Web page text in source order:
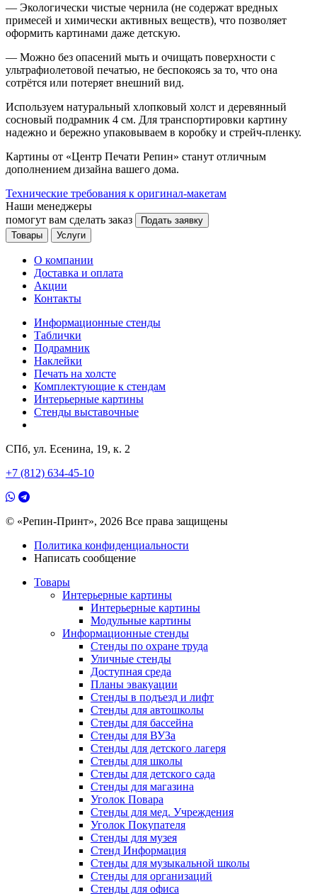
— Экологически чистые чернила (не содержат вредных
примесей и химически активных веществ), что позволяет
оформить картинами даже детскую.
— Можно без опасений мыть и очищать поверхности с
ультрафиолетовой печатью, не беспокоясь за то, что она
сотрётся или потеряет внешний вид.
Используем натуральный хлопковый холст и деревянный
сосновый подрамник 4 см. Для транспортировки картину
надежно и бережно упаковываем в коробку и стрейч-пленку.
Картины от «Центр Печати Репин» станут отличным
дополнением дизайна вашего дома.
Технические требования к оригинал-макетам
Наши менеджеры
помогут вам сделать заказ
Подать заявку
Товары
Услуги
О компании
Доставка и оплата
Акции
Контакты
Информационные стенды
Таблички
Подрамник
Наклейки
Печать на холсте
Комплектующие к стендам
Интерьерные картины
Стенды выставочные
СПб, ул. Есенина, 19, к. 2
+7 (812) 634-45-10
© «Репин-Принт», 2026 Все права защищены
Политика конфиденциальности
Написать сообщение
Товары
Интерьерные картины
Интерьерные картины
Модульные картины
Информационные стенды
Стенды по охране труда
Уличные стенды
Доступная среда
Планы эвакуации
Стенды в подъезд и лифт
Стенды для автошколы
Стенды для бассейна
Стенды для ВУЗа
Стенды для детского лагеря
Стенды для школы
Стенды для детского сада
Стенды для магазина
Уголок Повара
Стенды для мед. Учреждения
Уголок Покупателя
Стенды для музея
Стенд Информация
Стенды для музыкальной школы
Стенды для организаций
Стенды для офиса